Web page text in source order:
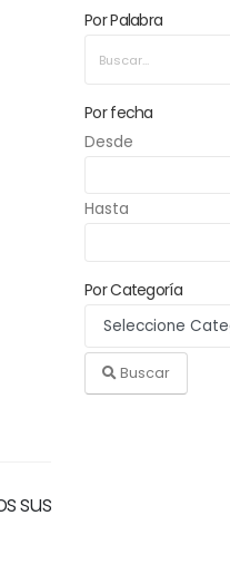
Por Palabra
Por fecha
Desde
Hasta
Por Categoría
Buscar
sus